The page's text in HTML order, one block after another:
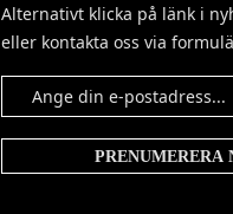
Alternativt klicka på länk i
eller kontakta oss via